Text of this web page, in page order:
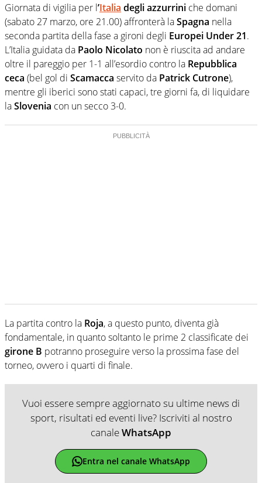
Giornata di vigilia per l’Italia degli azzurrini che domani
(sabato 27 marzo, ore 21.00) affronterà laSpagna nella
seconda partita della fase a gironi degli Europei Under 21.
L’Italia guidata da Paolo Nicolato non è riuscita ad andare
oltre il pareggio per 1-1 all’esordio contro la Repubblica
ceca (bel gol di Scamacca servito da Patrick Cutrone),
mentre gli iberici sono stati capaci, tre giorni fa, di liquidare
laSlovenia con un secco 3-0.
La partita contro la Roja, a questo punto, diventa già
fondamentale, in quanto soltanto le prime 2 classificate dei
girone B potranno proseguire verso la prossima fase del
torneo, ovvero i quarti di finale.
Vuoi essere sempre aggiornato su ultime news di
sport, risultati ed eventi live? Iscriviti al nostro
canaleWhatsApp
Entra nel canale WhatsApp